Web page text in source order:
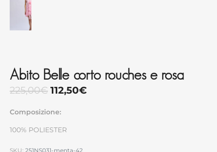
Abito Belle corto rouches e rosa
225,00€ 112,50€
Composizione:
100% POLIESTER
SKU: 251NS031-menta-42